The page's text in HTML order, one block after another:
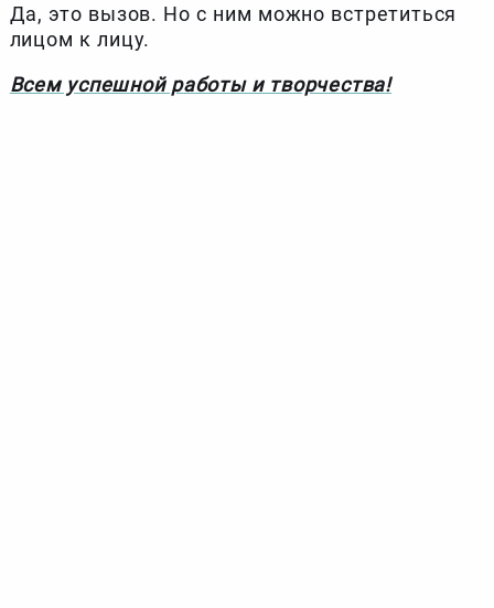
Да, это вызов. Но с ним можно встретиться
лицом к лицу.
Всем успешной работы и творчества!